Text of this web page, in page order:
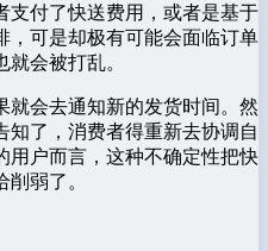
支付了快送费用，或者是基于
，可是却极有可能会面临订单
会被打乱。
就会去通知新的发货时间。然
知了，消费者得重新去协调自
用户而言，这种不确定性把快
弱了。